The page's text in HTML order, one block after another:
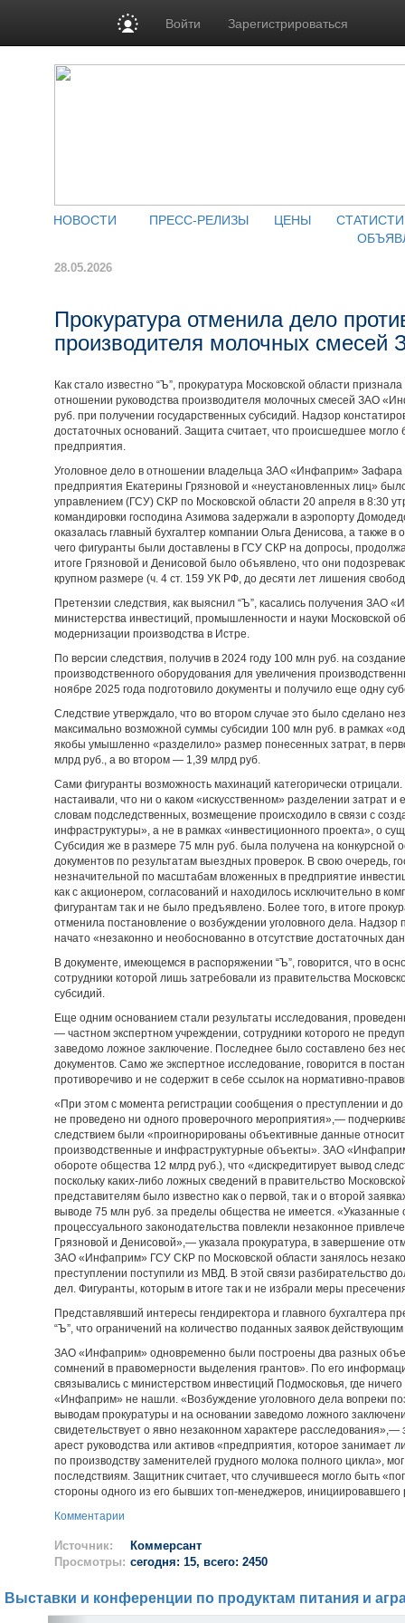
Войти Зарегистрироваться
НОВОСТИ ПРЕСС-РЕЛИЗЫ ЦЕНЫ
28.05.2026
Прокуратура отменила дело
производителя молочных
Как стало известно “Ъ”, прокуратура Московской области
отношении руководства производителя молочных смесей ЗАО
руб. при получении государственных субсидий. Надзор
достаточных оснований. Защита считает, что происшедшее могло
предприятия.
Уголовное дело в отношении владельца ЗАО «Инфаприм» Зафара
предприятия Екатерины Грязновой и «неустановленных лиц»
управлением (ГСУ) СКР по Московской области 20 апреля в 8:30
командировки господина Азимова задержали в аэропорту
оказалась главный бухгалтер компании Ольга Денисова, а
чего фигуранты были доставлены в ГСУ СКР на допросы,
итоге Грязновой и Денисовой было объявлено, что они
крупном размере (ч. 4 ст. 159 УК РФ, до десяти лет лишения
Претензии следствия, как выяснил “Ъ”, касались получения ЗАО
министерства инвестиций, промышленности и науки Московской
модернизации производства в Истре.
По версии следствия, получив в 2024 году 100 млн руб. на
производственного оборудования для увеличения
ноябре 2025 года подготовило документы и получило еще одну
Следствие утверждало, что во втором случае это было сделано
максимально возможной суммы субсидии 100 млн руб. в рамках
якобы умышленно «разделило» размер понесенных затрат, в
млрд руб., а во втором — 1,39 млрд руб.
Сами фигуранты возможность махинаций категорически
настаивали, что ни о каком «искусственном» разделении затрат
словам подследственных, возмещение происходило в связи с
инфраструктуры», а не в рамках «инвестиционного проекта», о
Субсидия же в размере 75 млн руб. была получена на конкурсной
документов по результатам выездных проверок. В свою очередь,
незначительной по масштабам вложенных в предприятие
как с акционером, согласований и находилось исключительно в
фигурантам так и не было предъявлено. Более того, в итоге
отменила постановление о возбуждении уголовного дела.
начато «незаконно и необоснованно в отсутствие достаточных
В документе, имеющемся в распоряжении “Ъ”, говорится, что в
сотрудники которой лишь затребовали из правительства
субсидий.
Еще одним основанием стали результаты исследования,
— частном экспертном учреждении, сотрудники которого не
заведомо ложное заключение. Последнее было составлено без
документов. Само же экспертное исследование, говорится в
противоречиво и не содержит в себе ссылок на нормативно-
«При этом с момента регистрации сообщения о преступлении и
не проведено ни одного проверочного мероприятия»,—
следствием были «проигнорированы объективные данные
производственные и инфраструктурные объекты». ЗАО
обороте общества 12 млрд руб.), что «дискредитирует вывод
поскольку каких-либо ложных сведений в правительство
представителям было известно как о первой, так и о второй
выводе 75 млн руб. за пределы общества не имеется.
процессуального законодательства повлекли незаконное
Грязновой и Денисовой»,— указала прокуратура, в завершение
ЗАО «Инфаприм» ГСУ СКР по Московской области занялось
преступлении поступили из МВД. В этой связи разбирательство
дел. Фигуранты, которым в итоге так и не избрали меры
Представлявший интересы гендиректора и главного бухгалтера
“Ъ”, что ограничений на количество поданных заявок
ЗАО «Инфаприм» одновременно были построены два разных
сомнений в правомерности выделения грантов». По его
связывались с министерством инвестиций Подмосковья, где
«Инфаприм» не нашли. «Возбуждение уголовного дела вопреки
выводам прокуратуры и на основании заведомо ложного
свидетельствует о явно незаконном характере
арест руководства или активов «предприятия, которое занимает
по производству заменителей грудного молока полного цикла»,
последствиям. Защитник считает, что случившееся могло быть
стороны одного из его бывших топ-менеджеров, инициировавшего
Комментарии
Источник:
Коммерсант
Просмотры: сегодня: 15, всего: 2450
Выставки и конференции по продуктам питания и